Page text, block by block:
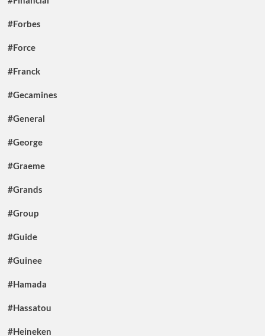
#Forbes
#Force
#Franck
#Gecamines
#General
#George
#Graeme
#Grands
#Group
#Guide
#Guinee
#Hamada
#Hassatou
#Heineken